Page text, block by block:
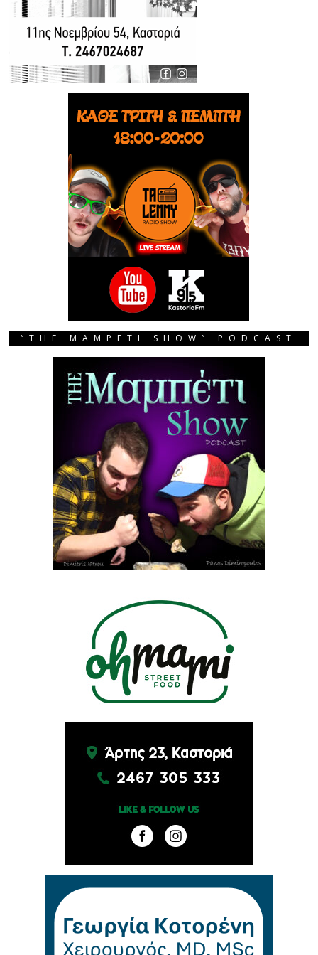
“THE MAMPETI SHOW” PODCAST